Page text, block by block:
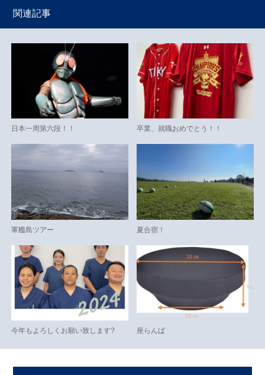
関連記事
日本一周第六段！！ 卒業、就職おめでとう！！
軍艦島ツアー 夏合宿！
今年もよろしくお願い致します? 座らんば